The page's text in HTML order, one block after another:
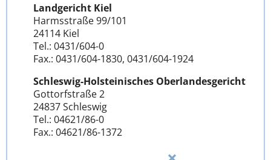
Landgericht Kiel
Harmsstraße 99/101
24114 Kiel
Tel.: 0431/604-0
Fax.: 0431/604-1830, 0431/604-1924
Schleswig-Holsteinisches Oberlandesgericht
Gottorfstraße 2
24837 Schleswig
Tel.: 04621/86-0
Fax.: 04621/86-1372